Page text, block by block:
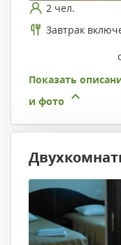
2 чел.
Завтрак
Показать
и фото